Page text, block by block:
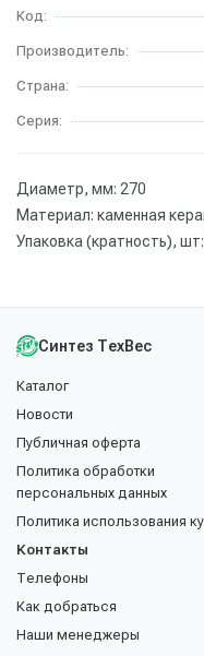
Код:
Производитель:
Страна:
Серия:
Диаметр, мм: 270
Материал: каменная
Упаковка (кратность),
Синтез ТехВес
Каталог
Новости
Публичная оферта
Политика обработки
персональных данных
Политика использования
Контакты
Телефоны
Как добраться
Наши менеджеры